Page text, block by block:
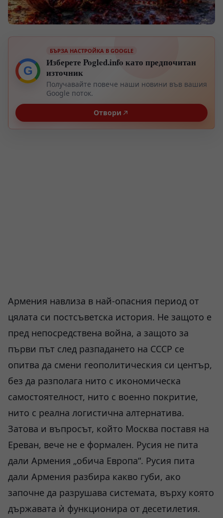
G
БЪРЗА НАСТРОЙКА В GOOGLE
Изберете Pogled.info като предпочитан
източник
Получавайте повече наши новини във вашия
Google поток.
Отвори
Армения навлиза в най-опасния период от
цялата си постсъветска история. Не защото е
пред непосредствена война, а защото за
първи път след разпадането на СССР се
опитва да смени геополитическия си център,
без да разполага нито с икономическа
самостоятелност, нито с военно покритие,
нито с реална логистична алтернатива.
Затова и въпросът, който Москва поставя на
Ереван, вече не е формален. Русия не пита
дали Армения „обича Европа“. Русия пита
дали Армения разбира какво губи, ако
започне да разрушава системата, върху която
държавата ѝ функционира от десетилетия.